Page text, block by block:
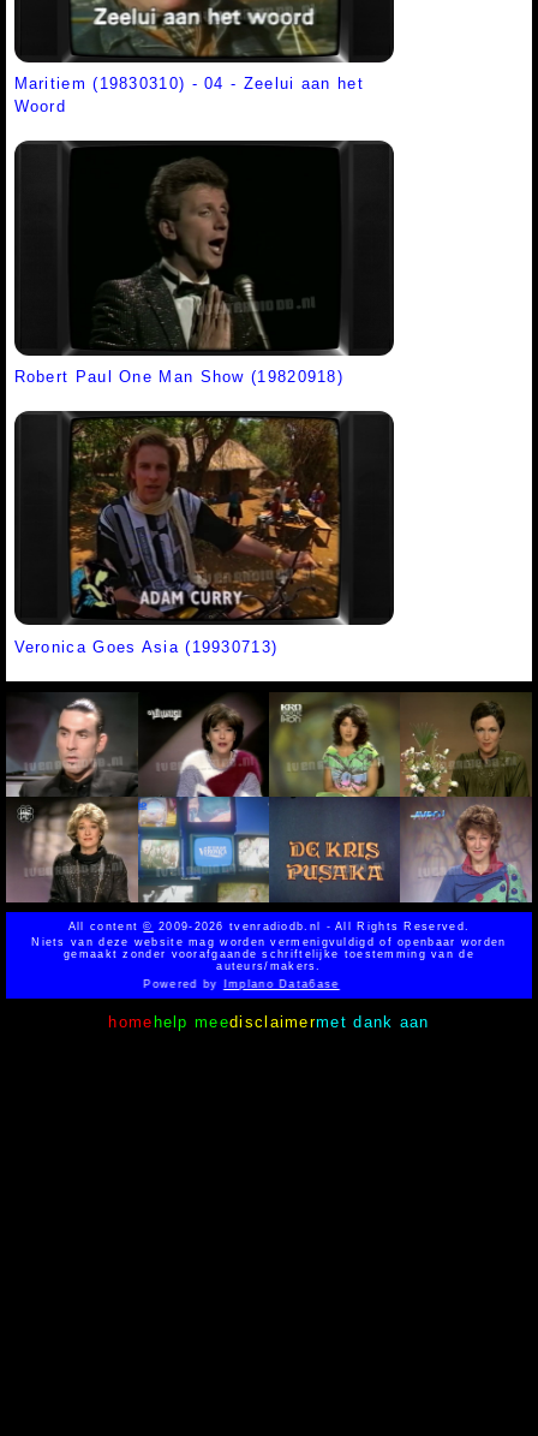
Maritiem (19830310) - 04 - Zeelui aan het
Woord
Robert Paul One Man Show (19820918)
Veronica Goes Asia (19930713)
All content© 2009-2026 tvenradiodb.nl - All Rights Reserved.
Niets van deze website mag worden vermenigvuldigd of openbaar worden
gemaakt zonder voorafgaande schriftelijke toestemming van de
auteurs/makers.
Powered by
Implano Data6ase
home help meedisclaimermet dank aan